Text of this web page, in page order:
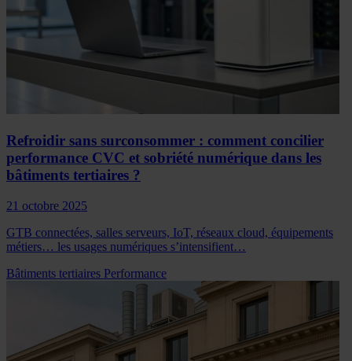
Refroidir sans surconsommer : comment concilier
performance CVC et sobriété numérique dans les
bâtiments tertiaires ?
21 octobre 2025
GTB connectées, salles serveurs, IoT, réseaux cloud, équipements
métiers… les usages numériques s’intensifient…
Bâtiments tertiaires Performance